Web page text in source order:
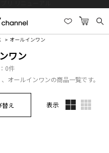
オールインワン
ワン
0件
オールインワンの商品一覧です。
え 表示